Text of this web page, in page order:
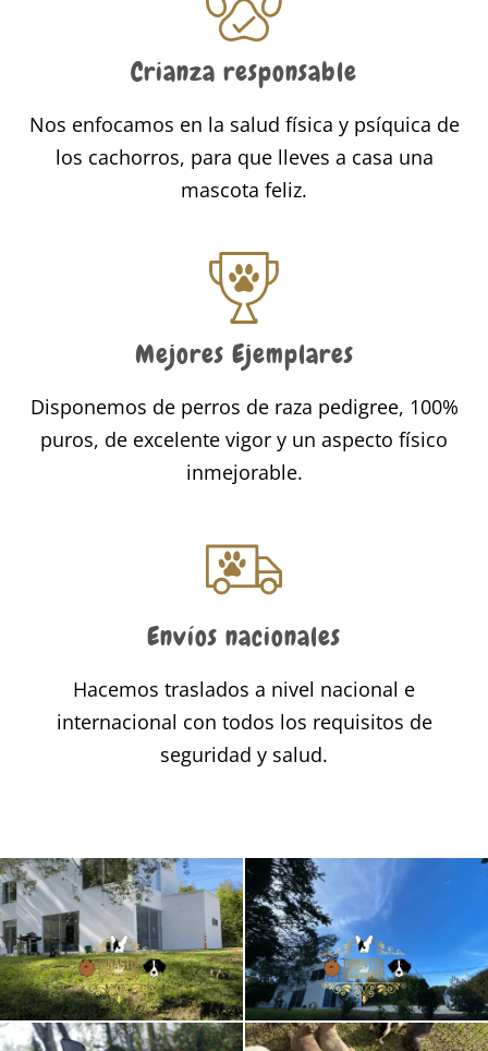
Crianza responsable
Nos enfocamos en la salud física y psíquica de
los cachorros, para que lleves a casa una
mascota feliz.
Mejores Ejemplares
Disponemos de perros de raza pedigree, 100%
puros, de excelente vigor y un aspecto físico
inmejorable.
Envíos nacionales
Hacemos traslados a nivel nacional e
internacional con todos los requisitos de
seguridad y salud.